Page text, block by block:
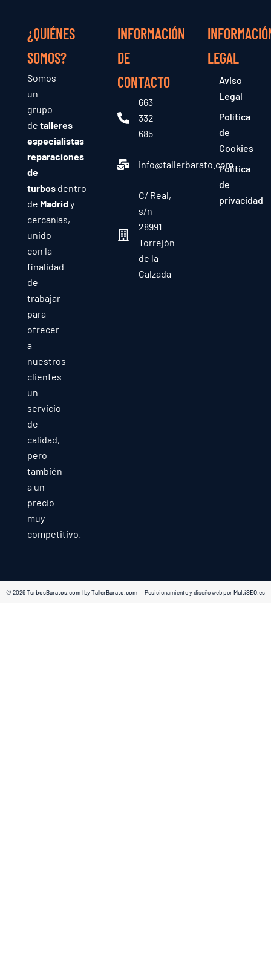
¿QUIÉNES
SOMOS?
Somos
un
grupo
de talleres
especialistas
reparaciones
de
turbosdentro
de Madridy
cercanías,
unido
con la
finalidad
de
trabajar
para
ofrecer
a
nuestros
clientes
un
servicio
de
calidad,
pero
también
a un
precio
muy
competitivo.
INFORMACIÓN
DE
CONTACTO
663
332
685
info@tallerbarato.com
C/ Real,
s/n
28991
Torrejón
de la
Calzada
LEGAL
Aviso
Legal
Política
de
Cookies
Política
de
privacidad
© 2026TurbosBaratos.com| byTallerBarato.com Posicionamiento y diseño web porMultiSEO.es